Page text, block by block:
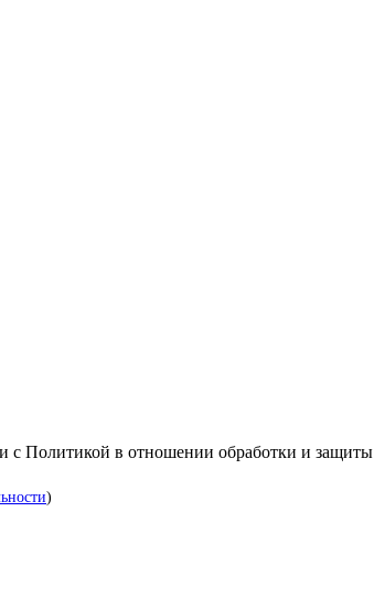
с Политикой в отношении обработки и защиты
)